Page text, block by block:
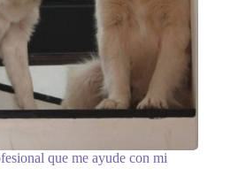
que me ayude con mi